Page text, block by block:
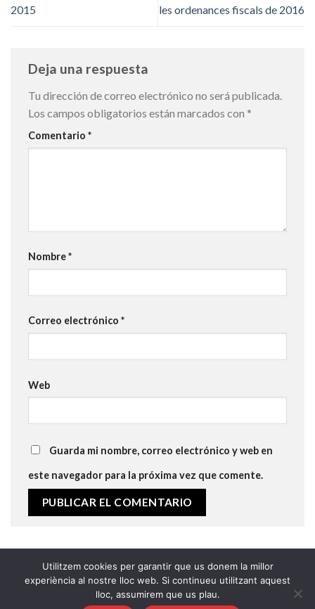
2015
les ordenances fiscals de 2016
Deja una respuesta
Tu dirección de correo electrónico no será publicada.
Los campos obligatorios están marcados con *
Comentario *
Nombre*
Correo electrónico *
Web
Guarda mi nombre, correo electrónico y web en
este navegador para la próxima vez que comente.
Utilitzem cookies per garantir que us donem la millor
experiència al nostre lloc web. Si continueu utilitzant aquest
lloc, assumirem que us plau.